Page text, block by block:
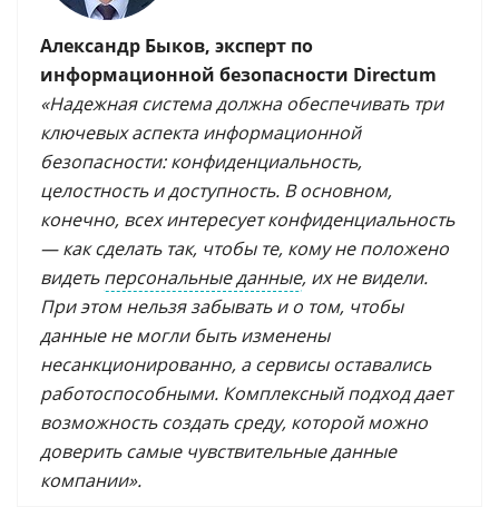
Александр Быков, эксперт по
информационной безопасности Directum
«Надежная система должна обеспечивать три
ключевых аспекта информационной
безопасности: конфиденциальность,
целостность и доступность. В основном,
конечно, всех интересует конфиденциальность
— как сделать так, чтобы те, кому не положено
видетьперсональные данные, их не видели.
При этом нельзя забывать и о том, чтобы
данные не могли быть изменены
несанкционированно, а сервисы оставались
работоспособными. Комплексный подход дает
возможность создать среду, которой можно
доверить самые чувствительные данные
компании».